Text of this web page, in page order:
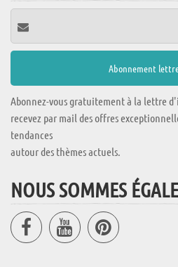
Abonnez-vous gratuitement à la lettre
recevez par mail des offres
tendances
autour des thèmes actuels.
NOUS SOMMES